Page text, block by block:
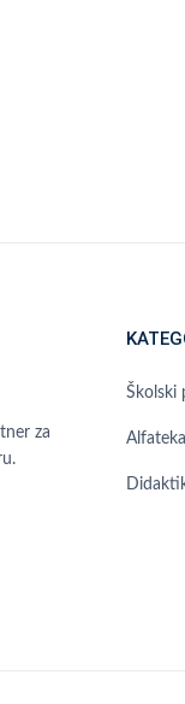
za
Školski
Alfateka